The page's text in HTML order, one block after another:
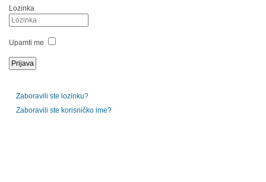
Lozinka
Upamti me
Zaboravili ste lozinku?
Zaboravili ste korisničko ime?